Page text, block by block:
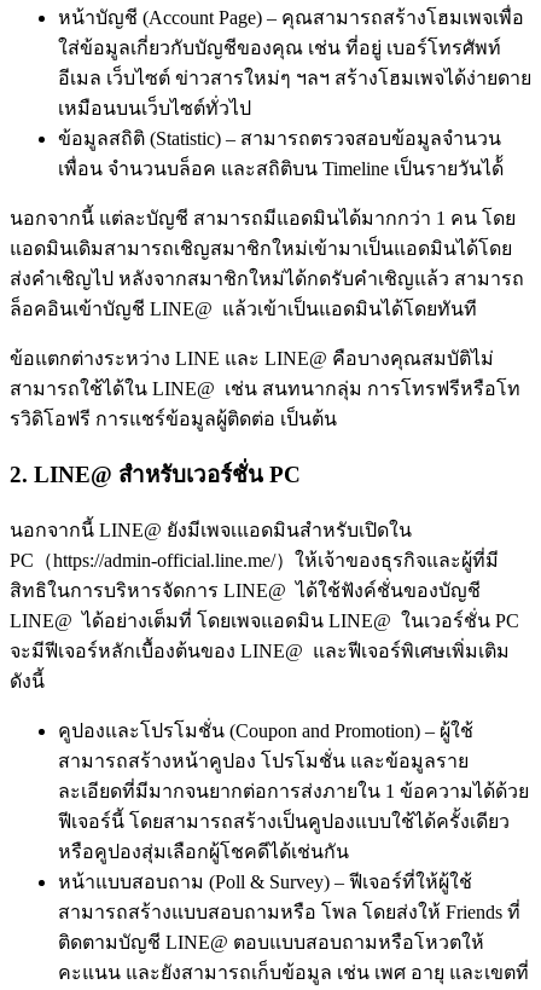
หน้าบัญชี (Account Page) – คุณสามารถสร้างโฮมเพจเพื่อ
ใส่ข้อมูลเกี่ยวกับบัญชีของคุณ เช่น ที่อยู่ เบอร์โทรศัพท์
อีเมล เว็บไซต์ ข่าวสารใหม่ๆ ฯลฯ สร้างโฮมเพจได้ง่ายดาย
เหมือนบนเว็บไซต์ทั่วไป
ข้อมูลสถิติ (Statistic) – สามารถตรวจสอบข้อมูลจำนวน
เพื่อน จำนวนบล็อค และสถิติบน Timeline เป็นรายวันได้้
นอกจากนี้ แต่ละบัญชี สามารถมีแอดมินได้มากกว่า 1 คน โดย
แอดมินเดิมสามารถเชิญสมาชิกใหม่เข้ามาเป็นแอดมินได้โดย
ส่งคำเชิญไป หลังจากสมาชิกใหม่ได้กดรับคำเชิญแล้ว สามารถ
ล็อคอินเข้าบัญชี LINE@ แล้วเข้าเป็นแอดมินได้โดยทันที
ข้อแตกต่างระหว่าง LINE และ LINE@ คือบางคุณสมบัติไม่
สามารถใช้ได้ใน LINE@ เช่น สนทนากลุ่ม การโทรฟรีหรือโท
รวิดิโอฟรี การแชร์ข้อมูลผู้ติดต่อ เป็นต้น
2. LINE@ สำหรับเวอร์ชั่น PC
นอกจากนี้ LINE@ ยังมีเพจเแอดมินสำหรับเปิดใน
PC（https://admin-official.line.me/）ให้เจ้าของธุรกิจและผู้ที่มี
สิทธิในการบริหารจัดการ LINE@ ได้ใช้ฟังค์ชั่นของบัญชี
LINE@ ได้อย่างเต็มที่ โดยเพจแอดมิน LINE@ ในเวอร์ชั่น PC
จะมีฟีเจอร์หลักเบื้องต้นของ LINE@ และฟีเจอร์พิเศษเพิ่มเติม
ดังนี้
คูปองและโปรโมชั่น (Coupon and Promotion) – ผู้ใช้
สามารถสร้างหน้าคูปอง โปรโมชั่น และข้อมูลราย
ละเอียดที่มีมากจนยากต่อการส่งภายใน 1 ข้อความได้ด้วย
ฟีเจอร์นี้ โดยสามารถสร้างเป็นคูปองแบบใช้ได้ครั้งเดียว
หรือคูปองสุ่มเลือกผู้โชคดีได้เช่นกัน
หน้าแบบสอบถาม (Poll & Survey) – ฟีเจอร์ที่ให้ผู้ใช้
สามารถสร้างแบบสอบถามหรือ โพล โดยส่งให้ Friends ที่
ติดตามบัญชี LINE@ ตอบแบบสอบถามหรือโหวตให้
คะแนน และยังสามารถเก็บข้อมูล เช่น เพศ อายุ และเขตที่